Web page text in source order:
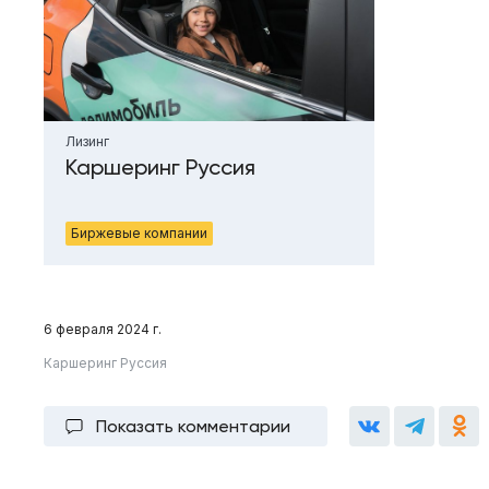
Лизинг
Каршеринг Руссия
Биржевые компании
6 февраля 2024 г.
Каршеринг Руссия
Показать комментарии